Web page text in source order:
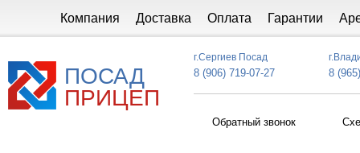
Компания Доставка Оплата Гарантии
ПОСАД
ПРИЦЕП
г.Сергиев Посад
8 (906) 719-07-27 8
Обратный звонок